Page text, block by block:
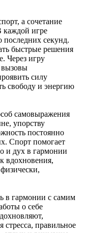
а сочетание
каждой игре
последних секунд.
быстрые решения
Через игру
вызовы
силу
свободу и энергию
самовыражения
упорству
постоянно
Спорт помогает
и дух в гармонии
вдохновения,
в гармонии с самим
о себе
правильное